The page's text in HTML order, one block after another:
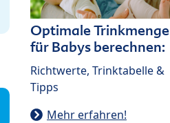
Optimale Trinkmenge
für Babys berechnen:
Richtwerte, Trinktabelle &
Tipps
Mehr erfahren!